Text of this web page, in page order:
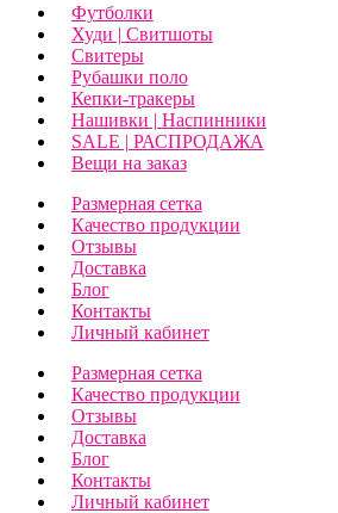
Футболки
Худи | Свитшоты
Свитеры
Рубашки поло
Кепки-тракеры
Нашивки | Наспинники
SALE | РАСПРОДАЖА
Вещи на заказ
Размерная сетка
Качество продукции
Отзывы
Доставка
Блог
Контакты
Личный кабинет
Размерная сетка
Качество продукции
Отзывы
Доставка
Блог
Контакты
Личный кабинет